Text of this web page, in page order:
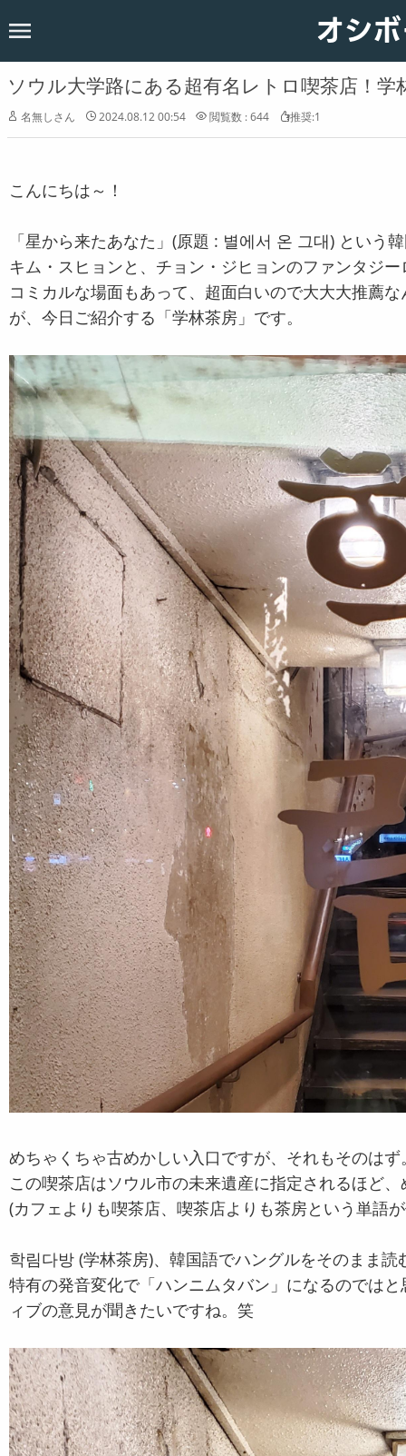
オシ
ソウル大学路にある超有名レトロ喫茶店！
名無しさん 2024.08.12 00:54 閲覧数 : 644 推奨:1
こんにちは～！
「星から来たあなた」(原題 : 별에서 온 그대) という
キム・スヒョンと、チョン・ジヒョンのファンタジ
コミカルな場面もあって、超面白いので大大大推薦
が、今日ご紹介する「学林茶房」です。
めちゃくちゃ古めかしい入口ですが、それもそのはず
この喫茶店はソウル市の未来遺産に指定されるほど
(カフェよりも喫茶店、喫茶店よりも茶房という単語
학림다방 (学林茶房)、韓国語でハングルをそのまま
特有の発音変化で「ハンニムタバン」になるのでは
ィブの意見が聞きたいですね。笑
恋愛
お知らせ